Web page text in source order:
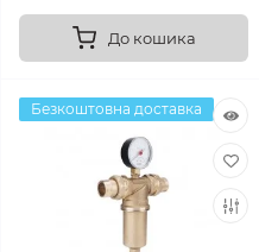
До кошика
Безкоштовна доставка